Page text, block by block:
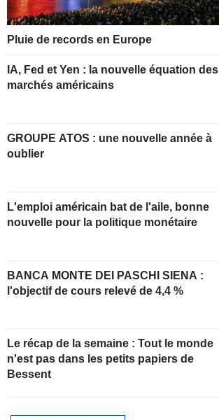
Pluie de records en Europe
IA, Fed et Yen : la nouvelle équation des
marchés américains
GROUPE ATOS : une nouvelle année à
oublier
L'emploi américain bat de l'aile, bonne
nouvelle pour la politique monétaire
BANCA MONTE DEI PASCHI SIENA :
l'objectif de cours relevé de 4,4 %
Le récap de la semaine : Tout le monde
n'est pas dans les petits papiers de
Bessent